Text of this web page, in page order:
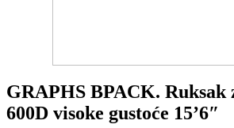
GRAPHS BPACK. Ruksak
600D visoke gustoće 15’6″